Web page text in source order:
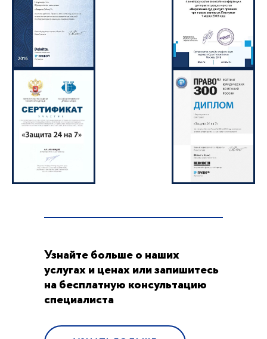
Узнайте больше о наших
услугах и ценах или запишитесь
на бесплатную консультацию
специалиста